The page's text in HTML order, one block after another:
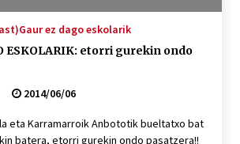
Gaur ez dago eskolarik
etorri gurekin ondo
2014/06/06
eta Karramarroik Anbototik bueltatxo bat
batera, etorri gurekin ondo pasatzera!!